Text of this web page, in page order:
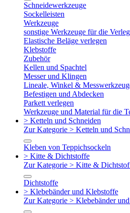
Schneidewerkzeuge
Sockelleisten
Werkzeuge
sonstige Werkzeuge für die
Elastische Beläge verlegen
Klebstoffe
Zubehör
Kellen und Spachtel
Messer und Klingen
Lineale, Winkel &
Befestigen und Abdecken
Parkett verlegen
Werkzeuge und Material für die
> Ketteln und Schneiden
Zur Kategorie > Ketteln und
Kleben von Teppichsockeln
> Kitte & Dichtstoffe
Zur Kategorie > Kitte &
Dichtstoffe
> Klebebänder und Klebstoffe
Zur Kategorie > Klebebänder